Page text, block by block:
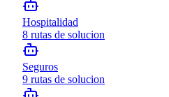
Hospitalidad
8 rutas de solucion
Seguros
9 rutas de solucion